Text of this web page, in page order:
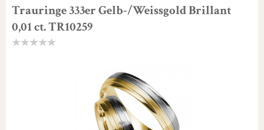
Trauringe 333er Gelb-/Weissgold Brillant
0,01 ct. TR10259